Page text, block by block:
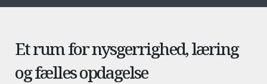
Et rum for nysgerrighed, læring
og fælles opdagelse